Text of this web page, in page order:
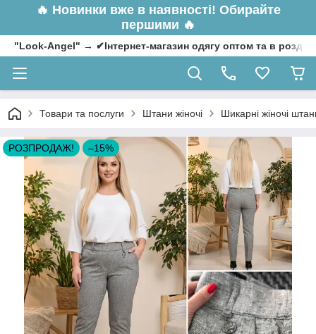
🔥 Новинки вже в наявності! Обирайте
першими 🔥
"Look-Angel" → ✔Інтернет-магазин одягу оптом та в
Товари та послуги Штани жіночі Шикарні жіночі
РОЗПРОДАЖ! –15%